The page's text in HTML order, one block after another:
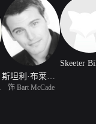
饰 Bart McCade